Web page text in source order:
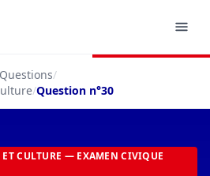
Questions/
/Question n°30
CULTURE — EXAMEN CIVIQUE